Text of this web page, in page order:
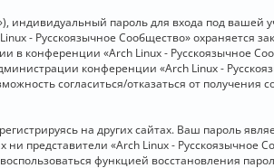
пароль для входа под вашей
- Русскоязычное Сообщество» охраняется
конференции «Arch Linux - Русскоязычное
конференции «Arch Linux -
согласиться/отказаться от получения
на других сайтах. Ваш пароль
представители «Arch Linux - Русскоязычное
функцией восстановления